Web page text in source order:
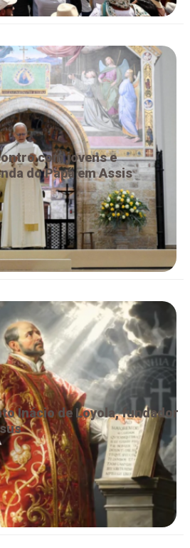
com jovens e
do Papa em Assis
Inácio de Loyola, fundador